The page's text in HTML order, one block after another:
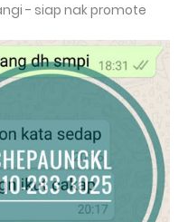
- siap nak promote